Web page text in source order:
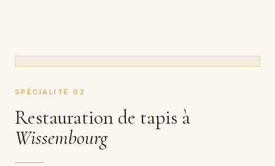
SPÉCIALITÉ 02
Restauration de tapis à
Wissembourg